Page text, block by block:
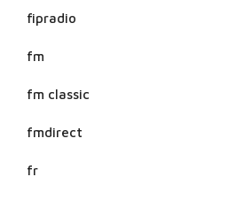
fipradio
fm
fm classic
fmdirect
fr